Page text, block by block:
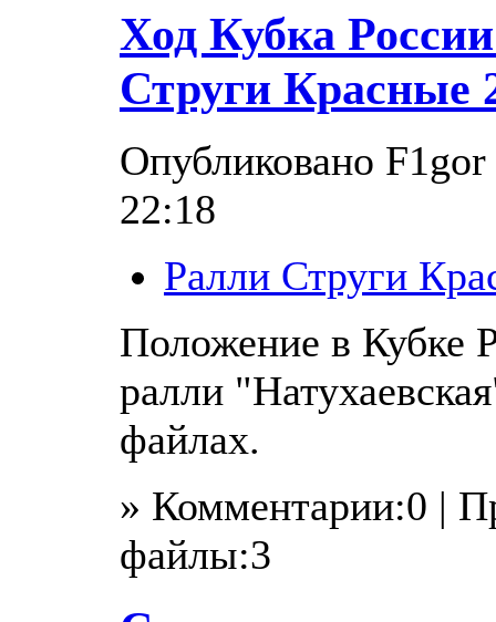
Ход Кубка
Струги Красные
Опубликовано
22:18
Ралли Струги
Положение в Кубке
ралли
файлах.
» Комментарии:0 |
файлы:3